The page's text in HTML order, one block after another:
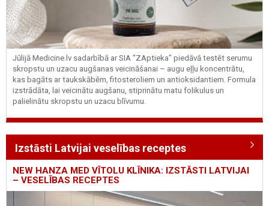
Jūlijā Medicine.lv sadarbībā ar SIA "ZAptieka" piedāvā testēt serumu
skropstu un uzacu augšanas veicināšanai – augu eļļu koncentrātu,
kas bagāts ar taukskābēm, fitosteroliem un antioksidantiem. Formula
izstrādāta, lai veicinātu augšanu, stiprinātu matu folikulus un
palielinātu skropstu un uzacu blīvumu.
Izstāsti Latvijai veselības receptes
NEW HANZA MED VĪTOLU KLĪNIKA: IZSTĀSTI LATVIJAI
– VESELĪBAS RECEPTES